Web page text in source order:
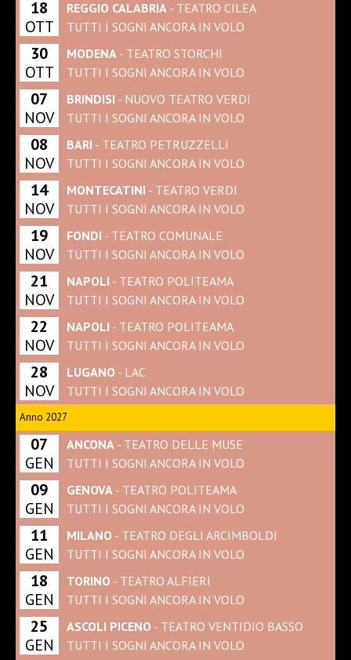
18
OTT
REGGIO CALABRIA - TEATRO CILEA
TUTTI I SOGNI ANCORA IN VOLO
30
OTT
MODENA - TEATRO STORCHI
TUTTI I SOGNI ANCORA IN VOLO
07
NOV
BRINDISI - NUOVO TEATRO VERDI
TUTTI I SOGNI ANCORA IN VOLO
08
NOV
BARI - TEATRO PETRUZZELLI
TUTTI I SOGNI ANCORA IN VOLO
14
NOV
MONTECATINI - TEATRO VERDI
TUTTI I SOGNI ANCORA IN VOLO
19
NOV
FONDI - TEATRO COMUNALE
TUTTI I SOGNI ANCORA IN VOLO
21
NOV
NAPOLI - TEATRO POLITEAMA
TUTTI I SOGNI ANCORA IN VOLO
22
NOV
NAPOLI - TEATRO POLITEAMA
TUTTI I SOGNI ANCORA IN VOLO
28
NOV
LUGANO - LAC
TUTTI I SOGNI ANCORA IN VOLO
Anno 2027
07
GEN
ANCONA - TEATRO DELLE MUSE
TUTTI I SOGNI ANCORA IN VOLO
09
GEN
GENOVA - TEATRO POLITEAMA
TUTTI I SOGNI ANCORA IN VOLO
11
GEN
MILANO - TEATRO DEGLI ARCIMBOLDI
TUTTI I SOGNI ANCORA IN VOLO
18
GEN
TORINO - TEATRO ALFIERI
TUTTI I SOGNI ANCORA IN VOLO
25
GEN
ASCOLI PICENO - TEATRO VENTIDIO BASSO
TUTTI I SOGNI ANCORA IN VOLO